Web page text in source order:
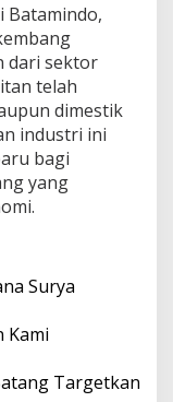
Batamindo,
dari sektor
telah
dimestik
industri ini
bagi
yang
Surya
Kami
Targetkan